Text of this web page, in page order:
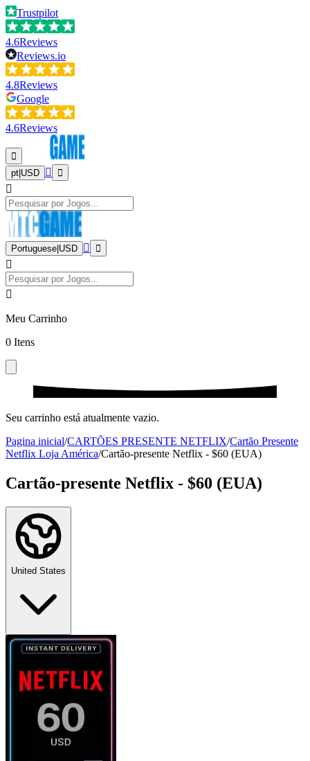
Trustpilot
4.6Reviews
Reviews.io
4.8Reviews
Google
4.6Reviews
pt USD
Portuguese USD
Meu Carrinho
0 Itens
Seu carrinho está atualmente vazio.
Pagina inicial/CARTÕES PRESENTE NETFLIX/Cartão Presente
Netflix Loja América/Cartão-presente Netflix - $60 (EUA)
Cartão-presente Netflix - $60 (EUA)
United States